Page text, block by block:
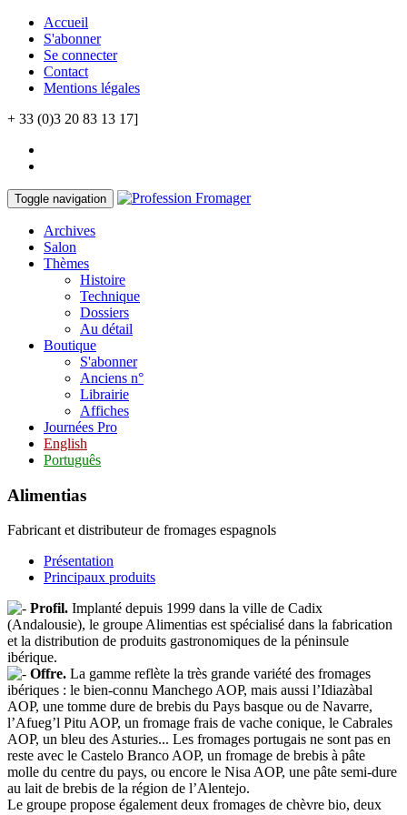
Accueil
S'abonner
Se connecter
Contact
Mentions légales
+ 33 (0)3 20 83 13 17]
Toggle navigation
Archives
Salon
Thèmes
Histoire
Technique
Dossiers
Au détail
Boutique
S'abonner
Anciens n°
Librairie
Affiches
Journées Pro
English
Português
Alimentias
Fabricant et distributeur de fromages espagnols
Présentation
Principaux produits
Profil. Implanté depuis 1999 dans la ville de Cadix
(Andalousie), le groupe Alimentias est spécialisé dans la fabrication
et la distribution de produits gastronomiques de la péninsule
ibérique.
Offre. La gamme reflète la très grande variété des fromages
ibériques : le bien-connu Manchego AOP, mais aussi l’Idiazàbal
AOP, une tomme dure de brebis du Pays basque ou de Navarre,
l’Afueg’l Pitu AOP, un fromage frais de vache conique, le Cabrales
AOP, un bleu des Asturies... Les fromages portugais ne sont pas en
reste avec le Castelo Branco AOP, un fromage de brebis à pâte
molle du centre du pays, ou encore le Nisa AOP, une pâte semi-dure
au lait de brebis de la région de l’Alentejo.
Le groupe propose également deux fromages de chèvre bio, deux